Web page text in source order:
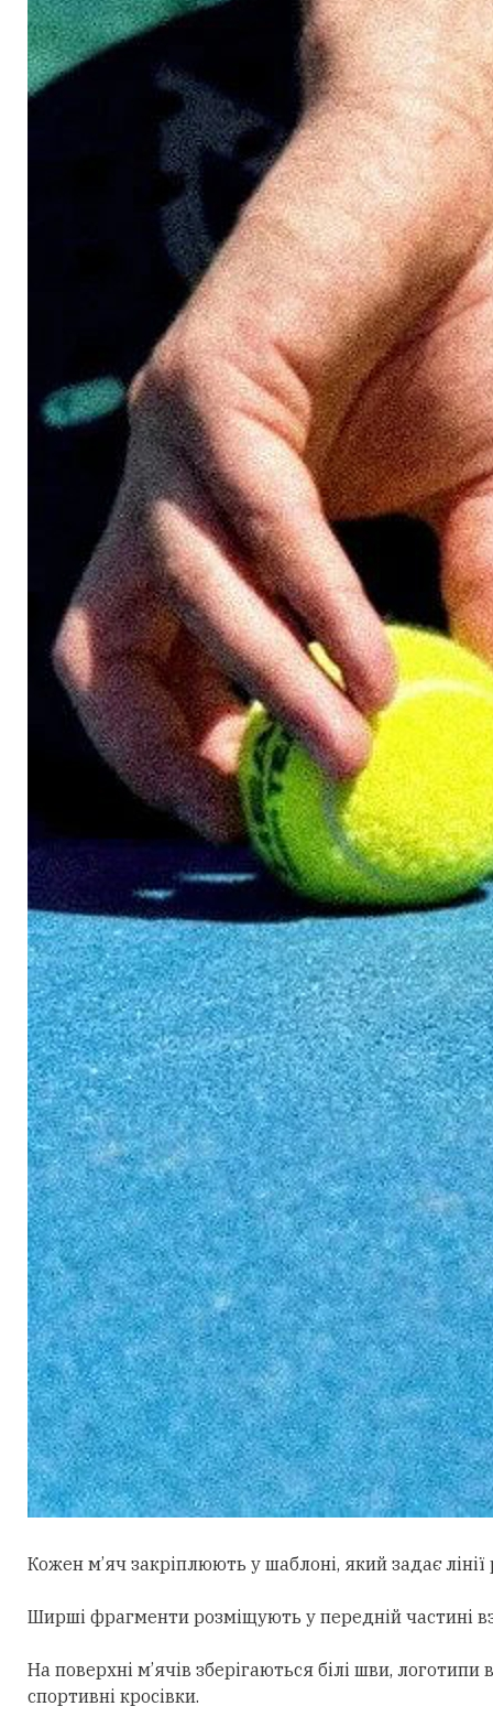
Кожен м’яч закріплюють у шаблоні, який задає
Ширші фрагменти розміщують у передній частині
На поверхні м’ячів зберігаються білі шви,
спортивні кросівки.